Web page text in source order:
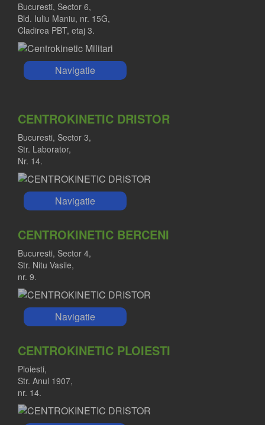
Bucuresti, Sector 6,
Bld. Iuliu Maniu, nr. 15G,
Cladirea PBT, etaj 3.
Navigatie
CENTROKINETIC DRISTOR
Bucuresti, Sector 3,
Str. Laborator,
Nr. 14.
Navigatie
CENTROKINETIC BERCENI
Bucuresti, Sector 4,
Str. Nitu Vasile,
nr. 9.
Navigatie
CENTROKINETIC PLOIESTI
Ploiesti,
Str. Anul 1907,
nr. 14.